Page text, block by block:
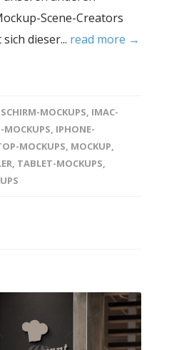
Scene-Creators
dieser... read more →
MOCKUPS, IMAC-
MOCKUPS, IPHONE-
MOCKUPS, MOCKUP,
, TABLET-MOCKUPS,